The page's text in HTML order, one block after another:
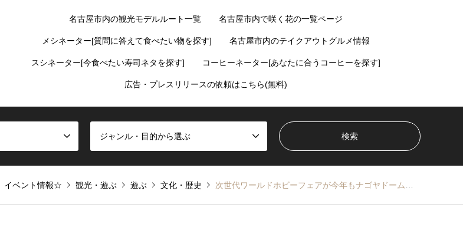
名古屋市内の観光モデルルート一覧 名古屋市内で咲く花の一覧ページ
メシネーター[質問に答えて食べたい物を探す] 名古屋市内のテイクアウトグルメ情報
スシネーター[今食べたい寿司ネタを探す] コーヒーネーター[あなたに合うコーヒーを探す]
広告・プレスリリースの依頼はこちら(無料)
ジャンル・目的から選ぶ
イベント情報☆ 観光・遊ぶ 遊ぶ 文化・歴史 次世代ワールドホビーフェアが今年もナゴヤドームにやってくる！【1月19日･20日】